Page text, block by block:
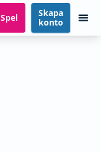
Spel
Skapa
konto